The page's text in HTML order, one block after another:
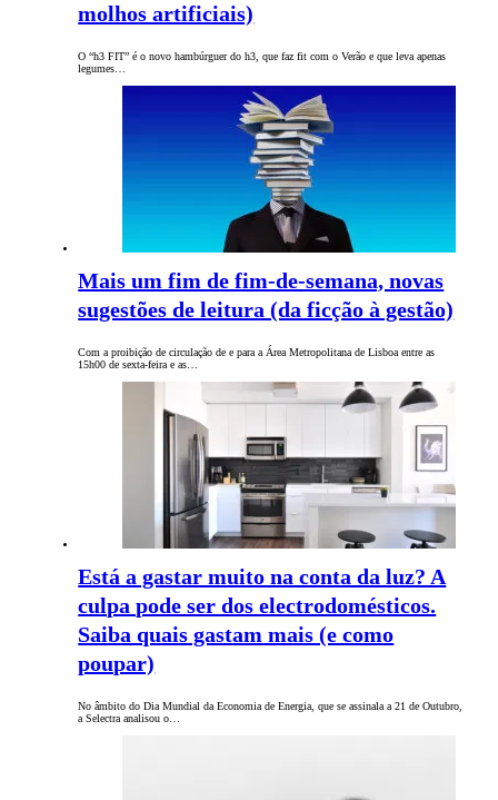
molhos artificiais)
O “h3 FIT” é o novo hambúrguer do h3, que faz fit com o Verão e que leva apenas
legumes…
Mais um fim de fim-de-semana, novas
sugestões de leitura (da ficção à gestão)
Com a proibição de circulação de e para a Área Metropolitana de Lisboa entre as
15h00 de sexta-feira e as…
Está a gastar muito na conta da luz? A
culpa pode ser dos electrodomésticos.
Saiba quais gastam mais (e como
poupar)
No âmbito do Dia Mundial da Economia de Energia, que se assinala a 21 de Outubro,
a Selectra analisou o…